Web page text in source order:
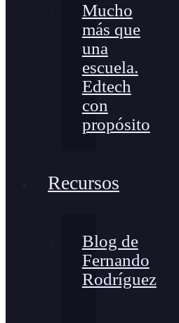
Mucho
más que
una
escuela.
Edtech
con
propósito
Recursos
Blog de
Fernando
Rodríguez